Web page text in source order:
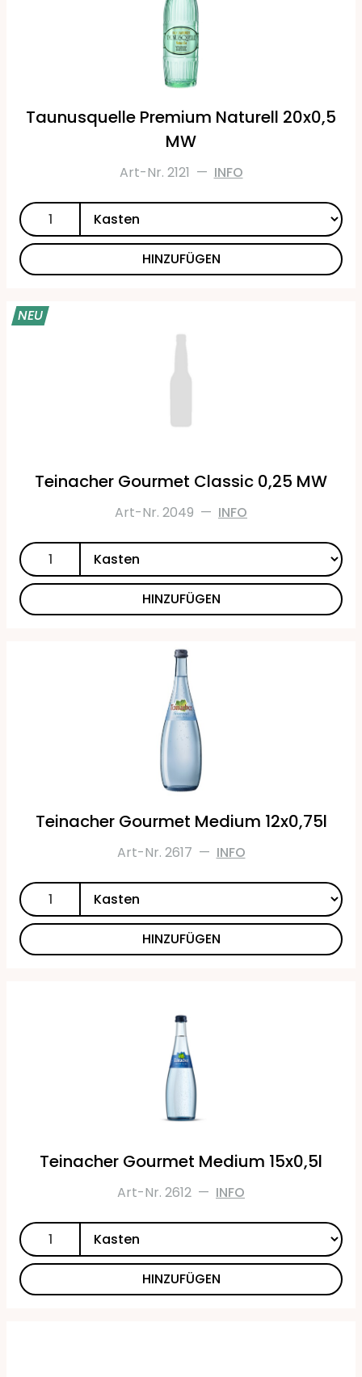
Taunusquelle Premium Naturell 20x0,5
MW
Art-Nr. 2121 — INFO
HINZUFÜGEN
NEU
Teinacher Gourmet Classic 0,25 MW
Art-Nr. 2049 — INFO
HINZUFÜGEN
Teinacher Gourmet Medium 12x0,75l
Art-Nr. 2617 — INFO
HINZUFÜGEN
Teinacher Gourmet Medium 15x0,5l
Art-Nr. 2612 — INFO
HINZUFÜGEN